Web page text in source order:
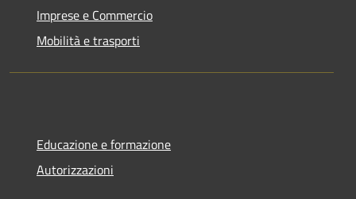
Imprese e Commercio
Mobilità e trasporti
Educazione e formazione
Autorizzazioni